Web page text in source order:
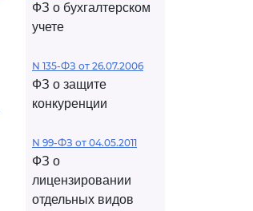
ФЗ о бухгалтерском
учете
N 135-ФЗ от 26.07.2006
ФЗ о защите
конкуренции
N 99-ФЗ от 04.05.2011
ФЗ о
лицензировании
отдельных видов